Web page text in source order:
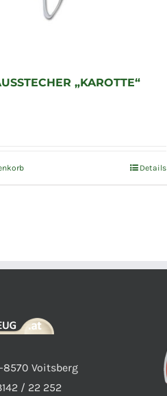
„KAROTTE“
Details
Voitsberg
/ 22 252